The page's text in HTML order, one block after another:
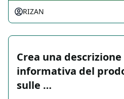
RIZAN
Crea una
informativa del
sulle …